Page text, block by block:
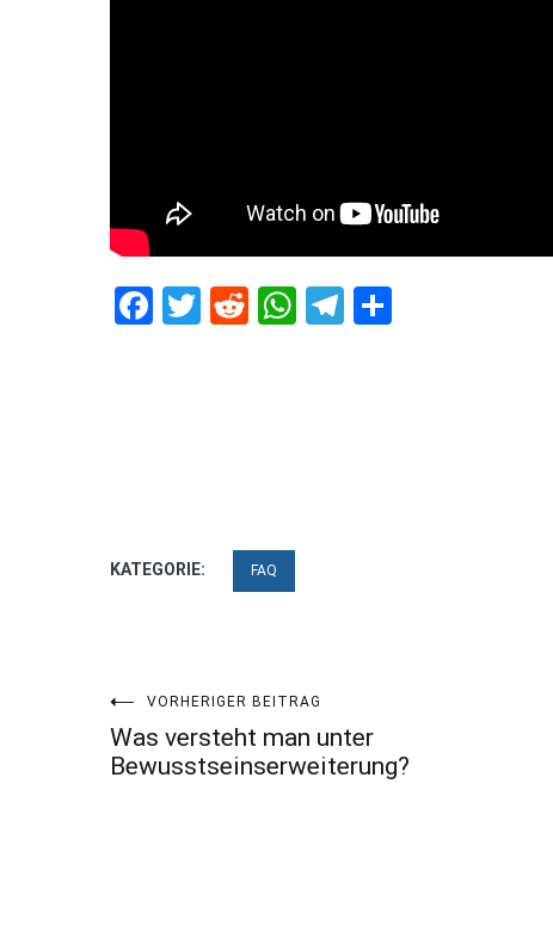
Facebook
Twitter
RedditWhatsApp
Telegram
KATEGORIE: FAQ
Beitragsnavigation
VORHERIGER BEITRAG
Was versteht man unter
Bewusstseinserweiterung?